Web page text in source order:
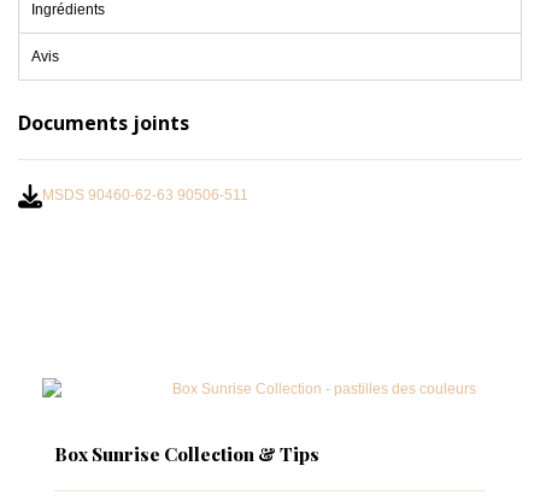
Ingrédients
Avis
Documents joints
MSDS 90460-62-63 90506-511
Box Sunrise Collection & Tips